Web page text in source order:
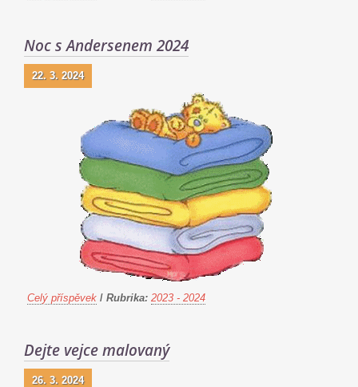
Noc s Andersenem 2024
22. 3. 2024
Celý příspěvek / Rubrika: 2023 - 2024
Dejte vejce malovaný
26. 3. 2024